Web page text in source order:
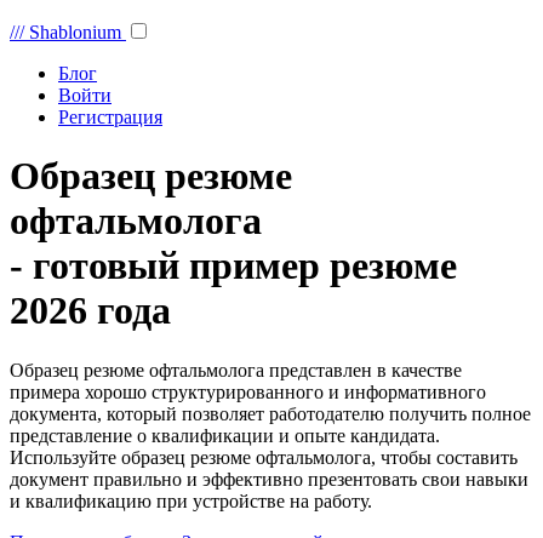
/// Shablonium
Блог
Войти
Регистрация
Образец резюме
офтальмолога
- готовый пример резюме
2026 года
Образец резюме офтальмолога представлен в качестве
примера хорошо структурированного и информативного
документа, который позволяет работодателю получить полное
представление о квалификации и опыте кандидата.
Используйте образец резюме офтальмолога, чтобы составить
документ правильно и эффективно презентовать свои навыки
и квалификацию при устройстве на работу.